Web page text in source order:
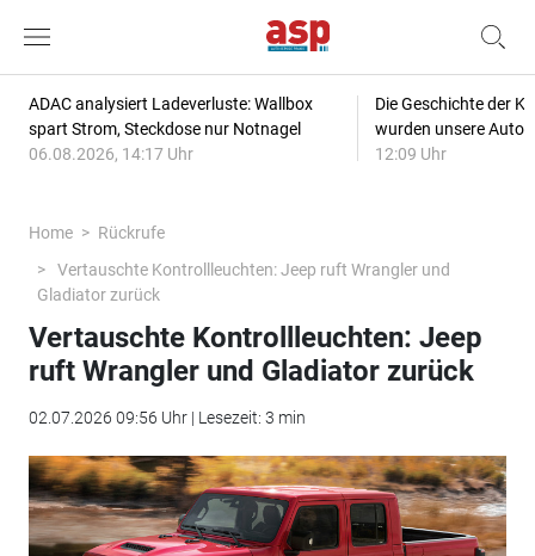
ADAC analysiert Ladeverluste: Wallbox
spart Strom, Steckdose nur Notnagel
06.08.2026, 14:17 Uhr
Die Geschichte der
wurden unsere
12:09 Uhr
Home
Rückrufe
Vertauschte Kontrollleuchten: Jeep ruft Wrangler und
Gladiator zurück
Vertauschte Kontrollleuchten: Jeep
ruft Wrangler und Gladiator zurück
02.07.2026 09:56 Uhr | Lesezeit: 3 min